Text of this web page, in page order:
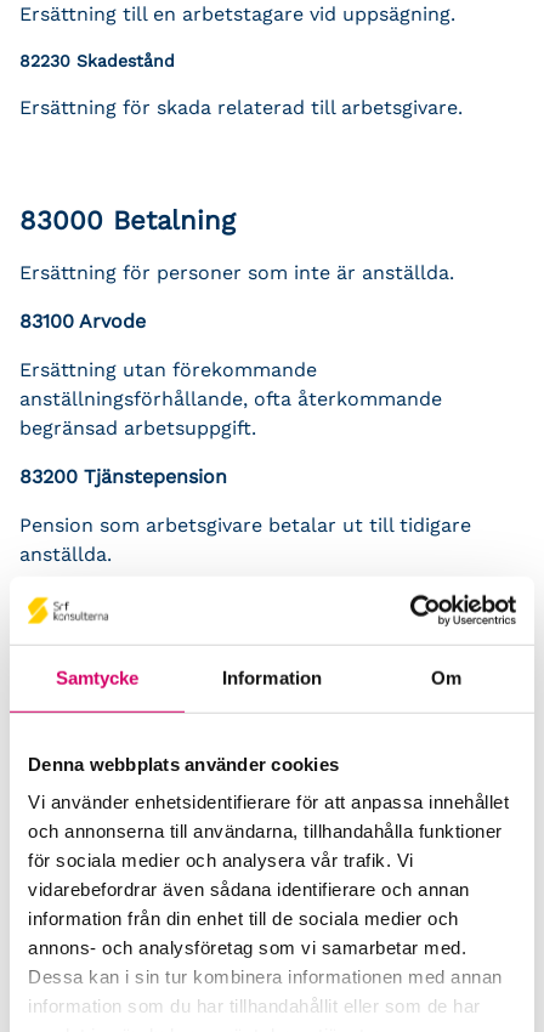
Samtycke Information Om
Denna webbplats använder cookies
Vi använder enhetsidentifierare för att anpassa innehållet
och annonserna till användarna, tillhandahålla funktioner
för sociala medier och analysera vår trafik. Vi
vidarebefordrar även sådana identifierare och annan
information från din enhet till de sociala medier och
annons- och analysföretag som vi samarbetar med.
Dessa kan i sin tur kombinera informationen med annan
information som du har tillhandahållit eller som de har
Ersättning till en arbetstagare vid uppsägning.
82230 Skadestånd
Ersättning för skada relaterad till arbetsgivare.
83000 Betalning
Ersättning för personer som inte är anställda.
83100 Arvode
Ersättning utan förekommande
anställningsförhållande, ofta återkommande
begränsad arbetsuppgift.
83200 Tjänstepension
Pension som arbetsgivare betalar ut till tidigare
anställda.
Branschstandards
Förkortningsordlista
Kommunikationsstöd – Snacka lön
LAP – Svensk Löneartsplan
Inledning